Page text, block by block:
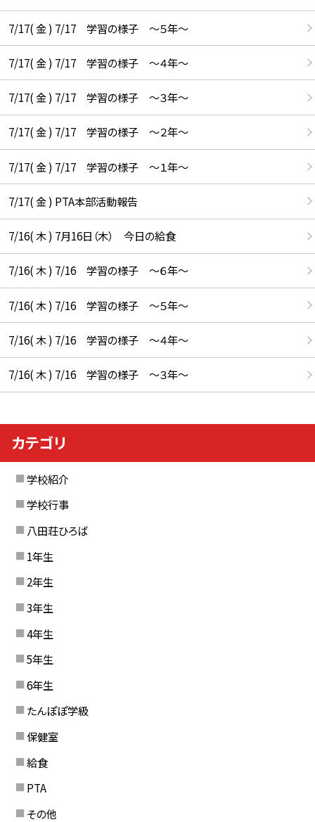
7/17( 金 ) 7/17 学習の様子 ～５年～
7/17( 金 ) 7/17 学習の様子 ～４年～
7/17( 金 ) 7/17 学習の様子 ～３年～
7/17( 金 ) 7/17 学習の様子 ～２年～
7/17( 金 ) 7/17 学習の様子 ～１年～
7/17( 金 ) PTA本部活動報告
7/16( 木 ) 7月16日（木） 今日の給食
7/16( 木 ) 7/16 学習の様子 ～６年～
7/16( 木 ) 7/16 学習の様子 ～５年～
7/16( 木 ) 7/16 学習の様子 ～４年～
7/16( 木 ) 7/16 学習の様子 ～３年～
カテゴリ
学校紹介
学校行事
八田荘ひろば
1年生
2年生
3年生
4年生
5年生
6年生
たんぽぽ学級
保健室
給食
PTA
その他